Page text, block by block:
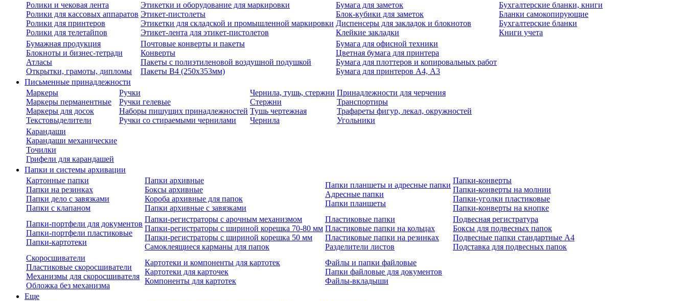
Ролики и чековая лента
Ролики для кассовых аппаратов
Ролики для принтеров
Ролики для телетайпов
Этикетки и оборудование для маркировки
Этикет-пистолеты
Этикетки для складской и промышленной маркировки
Этикет-лента для этикет-пистолетов
Бумага для заметок
Блок-кубики для заметок
Диспенсеры для закладок и блокнотов
Клейкие закладки
Бухгалтерские бланки, книги
Бланки самокопирующие
Бухгалтерские бланки
Книги учета
Бумажная продукция
Блокноты и бизнес-тетради
Атласы
Открытки, грамоты, дипломы
Почтовые конверты и пакеты
Конверты
Пакеты с полиэтиленовой воздушной подушкой
Пакеты В4 (250х353мм)
Бумага для офисной техники
Цветная бумага для принтера
Бумага для плоттеров и копировальных работ
Бумага для принтеров А4, А3
Письменные принадлежности
Маркеры
Маркеры перманентные
Маркеры для досок
Текстовыделители
Ручки
Ручки гелевые
Наборы пишущих принадлежностей
Ручки со стираемыми чернилами
Чернила, тушь, стержни
Стержни
Тушь чертежная
Чернила
Принадлежности для черчения
Транспортиры
Трафареты фигур, лекал, окружностей
Угольники
Карандаши
Карандаши механические
Точилки
Грифели для карандашей
Папки и системы архивации
Картонные папки
Папки на резинках
Папки дело с завязками
Папки с клапаном
Папки архивные
Боксы архивные
Короба архивные для папок
Папки архивные с завязками
Папки планшеты и адресные папки
Адресные папки
Папки планшеты
Папки-конверты
Папки-конверты на молнии
Папки-уголки пластиковые
Папки-конверты на кнопке
Папки-портфели для документов
Папки-портфели пластиковые
Папки-картотеки
Папки-регистраторы с арочным механизмом
Папки-регистраторы с шириной корешка 70-80 мм
Папки-регистраторы с шириной корешка 50 мм
Самоклеящиеся карманы для папок
Пластиковые папки
Пластиковые папки на кольцах
Пластиковые папки на резинках
Разделители листов
Подвесная регистратура
Боксы для подвесных папок
Подвесные папки стандартные А4
Подставка для подвесных папок
Скоросшиватели
Пластиковые скоросшиватели
Механизмы для скоросшивателя
Обложка без механизма
Картотеки и компоненты для картотек
Картотеки для карточек
Компоненты для картотек
Файлы и папки файловые
Папки файловые для документов
Файлы-вкладыши
Еще